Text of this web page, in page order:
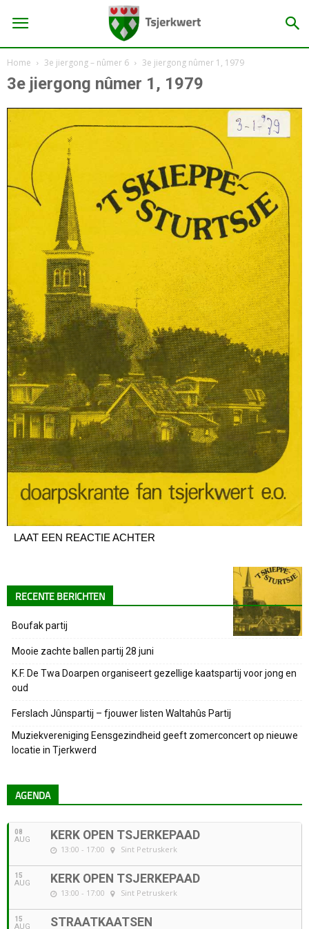
Home 3e jiergong – nûmer 6 3e jiergong nûmer 1, 1979
3e jiergong nûmer 1, 1979
LAAT EEN REACTIE ACHTER
RECENTE BERICHTEN
Boufak partij
Mooie zachte ballen partij 28 juni
K.F. De Twa Doarpen organiseert gezellige kaatspartij voor jong en
oud
Ferslach Jûnspartij – fjouwer listen Waltahûs Partij
Muziekvereniging Eensgezindheid geeft zomerconcert op nieuwe
locatie in Tjerkwerd
AGENDA
08
AUG KERK OPEN TSJERKEPAAD
13:00 - 17:00 Sint Petruskerk
15
AUG KERK OPEN TSJERKEPAAD
13:00 - 17:00 Sint Petruskerk
15
AUG STRAATKAATSEN